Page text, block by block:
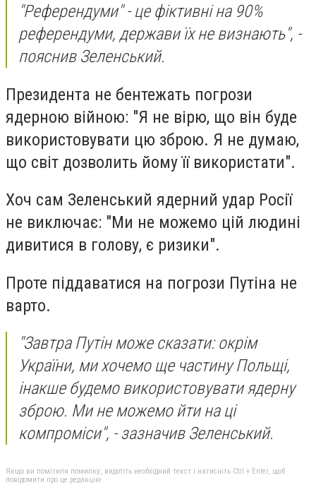
"Референдуми" - це фіктивні на 90%
референдуми, держави їх не визнають", -
пояснив Зеленський.
Президента не бентежать погрози
ядерною війною: "Я не вірю, що він буде
використовувати цю зброю. Я не думаю,
що світ дозволить йому її використати".
Хоч сам Зеленський ядерний удар Росії
не виключає: "Ми не можемо цій людині
дивитися в голову, є ризики".
Проте піддаватися на погрози Путіна не
варто.
"Завтра Путін може сказати: окрім
України, ми хочемо ще частину Польщі,
інакше будемо використовувати ядерну
зброю. Ми не можемо йти на ці
компроміси", - зазначив Зеленський.
Якщо ви помітили помилку, виділіть необхідний текст і натисніть Ctrl + Enter, щоб
повідомити про це редакцію